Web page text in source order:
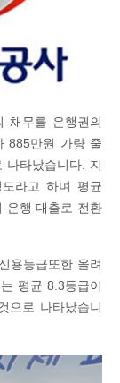
채무를 은행권의
885만원 가량 줄
나타났습니다. 지
라고 하며 평균
은행 대출로 전환
용등급또한 올려
평균 8.3등급이
으로 나타났습니